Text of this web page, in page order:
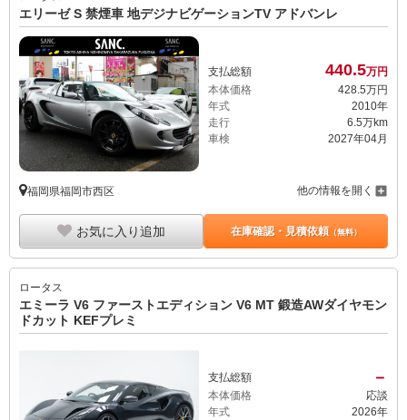
エリーゼ S 禁煙車 地デジナビゲーションTV アドバンレ
支払総額 440.5万円
本体価格
428.5万円
年式
2010年
走行
6.5万km
車検
2027年04月
福岡県福岡市西区 他の情報を開く
お気に入り追加 在庫確認・見積依頼（無料）
ロータス
エミーラ V6 ファーストエディション V6 MT 鍛造AWダイヤモン
ドカット KEFプレミ
支払総額 －
本体価格
応談
年式
2026年